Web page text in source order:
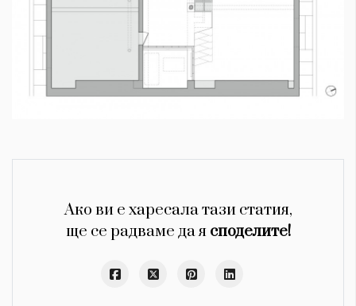
Ако ви е харесала тази статия,
ще се радваме да я споделите!